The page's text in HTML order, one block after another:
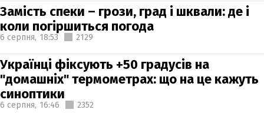
Замість спеки – грози, град і шквали: де і
коли погіршиться погода
6 серпня, 18:53 2129
Українці фіксують +50 градусів на
"домашніх" термометрах: що на це кажуть
синоптики
6 серпня, 16:46 2352